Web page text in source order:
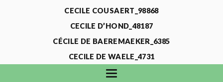
CECILE COUSAERT_98868
CECILE D’HOND_48187
CÉCILE DE BAEREMAEKER_6385
CECILE DE WAELE_4731
CECILE DEVOS_115318